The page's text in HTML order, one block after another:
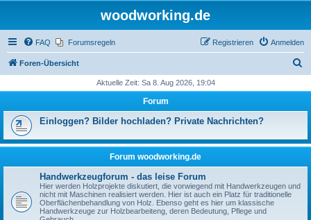
woodworking.de
FAQ Forumsregeln Anmelden
Registrieren
Foren-Übersicht
h
Aktuelle Zeit: Sa 8. Aug 2026, 19:04
Forum
Einloggen? Bilder hochladen? Private Nachrichten?
Forum woodworking.de
Handwerkzeugforum - das leise Forum
Hier werden Holzprojekte diskutiert, die vorwiegend mit Handwerkzeugen und
nicht mit Maschinen realisiert werden. Hier ist auch ein Platz für traditionelle
Oberflächenbehandlung von Holz. Ebenso geht es hier um klassische
Handwerkzeuge zur Holzbearbeiteng, deren Bedeutung, Pflege und